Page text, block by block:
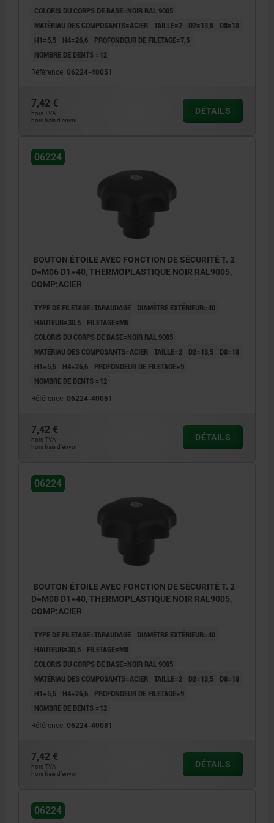
COLORIS DU CORPS DE BASE=NOIR RAL 9005
MATÉRIAU DES COMPOSANTS=ACIER TAILLE=2 D2=13,5
D8=18
H1=5,5
H4=26,6
PROFONDEUR DE FILETAGE=7,5
NOMBRE DE DENTS =12
Référence: 06224-40051
7,42 €
hors TVA
hors frais d’envoi
DÉTAILS
06224
BOUTON ÉTOILE AVEC FONCTION DE SÉCURITÉ T. 2
D=M06 D1=40, THERMOPLASTIQUE NOIR RAL9005,
COMP:ACIER
TYPE DE FILETAGE=TARAUDAGE
DIAMÈTRE EXTÉRIEUR=40
HAUTEUR=30,5
FILETAGE=M6
COLORIS DU CORPS DE BASE=NOIR RAL 9005
MATÉRIAU DES COMPOSANTS=ACIER TAILLE=2 D2=13,5
D8=18
H1=5,5
H4=26,6
PROFONDEUR DE FILETAGE=9
NOMBRE DE DENTS =12
Référence: 06224-40061
7,42 €
hors TVA
hors frais d’envoi
DÉTAILS
06224
BOUTON ÉTOILE AVEC FONCTION DE SÉCURITÉ T. 2
D=M08 D1=40, THERMOPLASTIQUE NOIR RAL9005,
COMP:ACIER
TYPE DE FILETAGE=TARAUDAGE
DIAMÈTRE EXTÉRIEUR=40
HAUTEUR=30,5
FILETAGE=M8
COLORIS DU CORPS DE BASE=NOIR RAL 9005
MATÉRIAU DES COMPOSANTS=ACIER TAILLE=2 D2=13,5
D8=18
H1=5,5
H4=26,6
PROFONDEUR DE FILETAGE=9
NOMBRE DE DENTS =12
Référence: 06224-40081
7,42 €
hors TVA
hors frais d’envoi
DÉTAILS
06224